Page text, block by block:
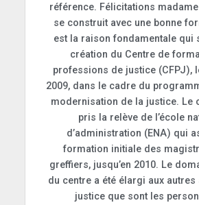
référence. Félicitations
se construit avec une bonne
est la raison fondamentale qui
création du Centre de
professions de justice (CFPJ),
2009, dans le cadre du
modernisation de la justice. Le
pris la relève de l’école
d’administration (ENA) qui
formation initiale des
greffiers, jusqu’en 2010. Le
du centre a été élargi aux
justice que sont les